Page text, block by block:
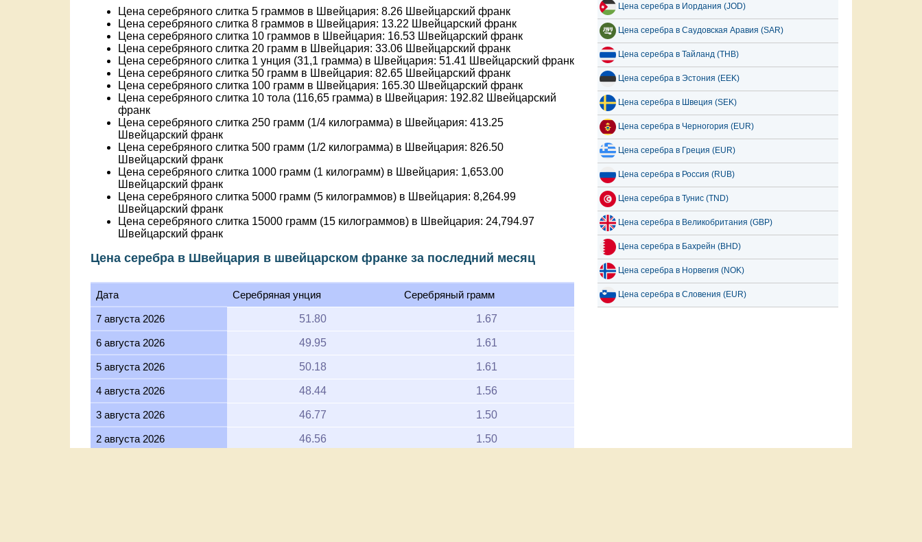
Цена серебряного слитка 5 граммов в Швейцария: 8.26 Швейцарский франк
Цена серебряного слитка 8 граммов в Швейцария: 13.22 Швейцарский франк
Цена серебряного слитка 10 граммов в Швейцария: 16.53 Швейцарский франк
Цена серебряного слитка 20 грамм в Швейцария: 33.06 Швейцарский франк
Цена серебряного слитка 1 унция (31,1 грамма) в Швейцария: 51.41 Швейцарский франк
Цена серебряного слитка 50 грамм в Швейцария: 82.65 Швейцарский франк
Цена серебряного слитка 100 грамм в Швейцария: 165.30 Швейцарский франк
Цена серебряного слитка 10 тола (116,65 грамма) в Швейцария: 192.82 Швейцарский
франк
Цена серебряного слитка 250 грамм (1/4 килограмма) в Швейцария: 413.25
Швейцарский франк
Цена серебряного слитка 500 грамм (1/2 килограмма) в Швейцария: 826.50
Швейцарский франк
Цена серебряного слитка 1000 грамм (1 килограмм) в Швейцария: 1,653.00
Швейцарский франк
Цена серебряного слитка 5000 грамм (5 килограммов) в Швейцария: 8,264.99
Швейцарский франк
Цена серебряного слитка 15000 грамм (15 килограммов) в Швейцария: 24,794.97
Швейцарский франк
Цена серебра в Швейцария в швейцарском франке за последний месяц
Дата Серебряная унция Серебряный грамм
7 августа 2026 51.80 1.67
6 августа 2026 49.95 1.61
5 августа 2026 50.18 1.61
4 августа 2026 48.44 1.56
3 августа 2026 46.77 1.50
2 августа 2026 46.56 1.50
Цена серебра в Иордания (JOD)
Цена серебра в Саудовская Аравия (SAR)
Цена серебра в Тайланд (THB)
Цена серебра в Эстония (EEK)
Цена серебра в Швеция (SEK)
Цена серебра в Черногория (EUR)
Цена серебра в Греция (EUR)
Цена серебра в Россия (RUB)
Цена серебра в Тунис (TND)
Цена серебра в Великобритания (GBP)
Цена серебра в Бахрейн (BHD)
Цена серебра в Норвегия (NOK)
Цена серебра в Словения (EUR)